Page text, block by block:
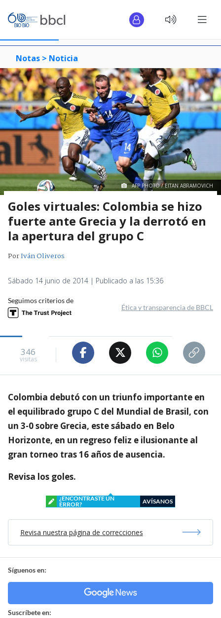
Notas > Noticia
AFP PHOTO / EITAN ABRAMOVICH
Goles virtuales: Colombia se hizo
fuerte ante Grecia y la derrotó en
la apertura del grupo C
PorIván Oliveros
Sábado 14 junio de 2014 | Publicado a las 15:36
Seguimos criterios de
Ética y transparencia de BBCL
346
visitas
Colombia debutó con un triunfo importante en
el equilibrado grupo C del Mundial de Brasil, con
un 3-0 sobre Grecia, este sábado en Belo
Horizonte, en un regreso feliz e ilusionante al
gran torneo tras 16 años de ausencia.
Revisa los goles.
¿ENCONTRASTE UN
ERROR?
AVÍSANOS
Revisa nuestra página de correcciones
Síguenos en:
Suscríbete en: